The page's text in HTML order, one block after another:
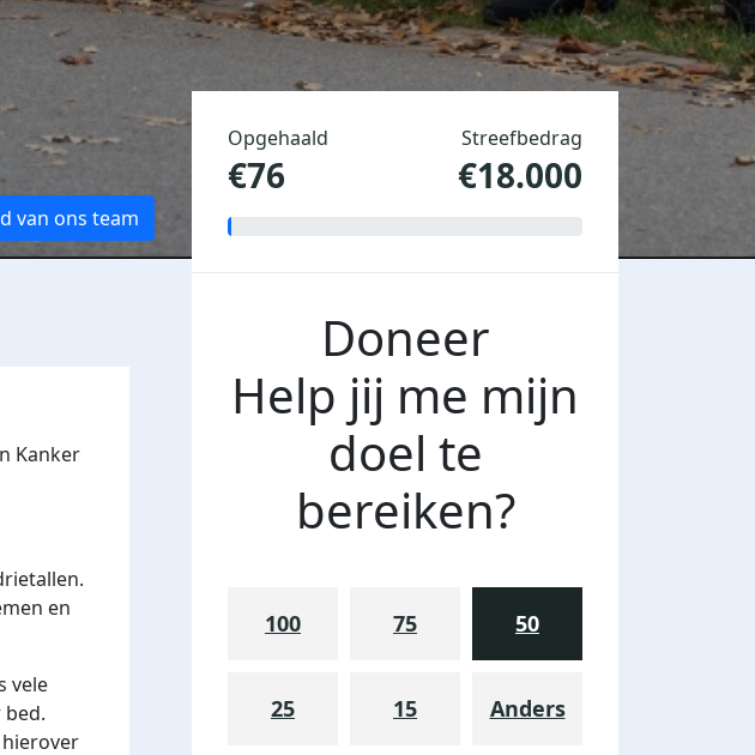
van ons team
Kanker
en
vele
Opgehaald
€76
Streefbedrag
€18.000
Doneer
Help jij me mijn
doel te
bereiken?
100 75 50
25 15 Anders